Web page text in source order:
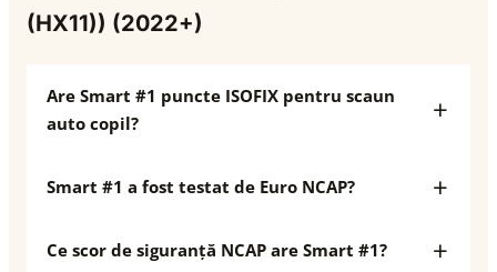
(HX11)) (2022+)
Are Smart #1 puncte ISOFIX pentru scaun
auto copil?
Smart #1 a fost testat de Euro NCAP?
Ce scor de siguranță NCAP are Smart #1?